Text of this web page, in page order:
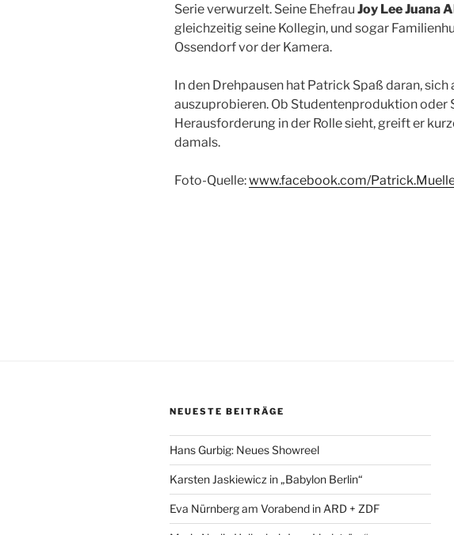
Serie verwurzelt. Seine Ehefrau Joy Lee Juana
gleichzeitig seine Kollegin, und sogar
Ossendorf vor der Kamera.
In den Drehpausen hat Patrick Spaß daran, sich
auszuprobieren. Ob Studentenproduktion oder
Herausforderung in der Rolle sieht, greift er
damals.
Foto-Quelle:www.facebook.com/
NEUESTE BEITRÄGE
Hans Gurbig: Neues Showreel
Karsten Jaskiewicz in „Babylon Berlin“
Eva Nürnberg am Vorabend in ARD + ZDF